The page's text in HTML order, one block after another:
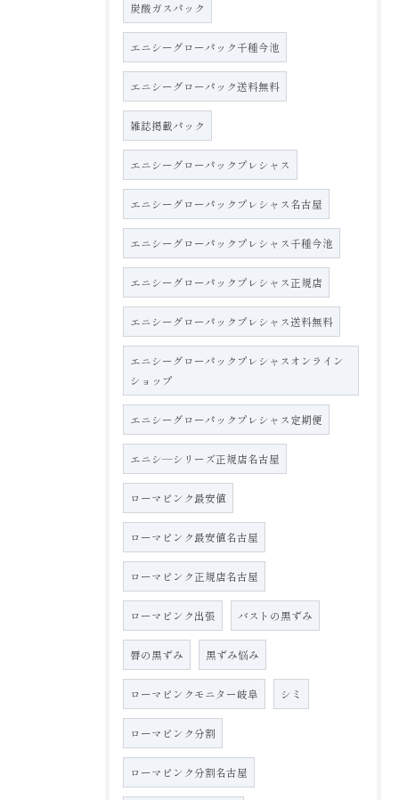
炭酸ガスパック
エニシーグローパック千種今池
エニシーグローパック送料無料
雑誌掲載パック
エニシーグローパックプレシャス
エニシーグローパックプレシャス名古屋
エニシーグローパックプレシャス千種今池
エニシーグローパックプレシャス正規店
エニシーグローパックプレシャス送料無料
エニシーグローパックプレシャスオンライン
ショップ
エニシーグローパックプレシャス定期便
エニシ―シリーズ正規店名古屋
ローマピンク最安値
ローマピンク最安値名古屋
ローマピンク正規店名古屋
ローマピンク出張 バストの黒ずみ
唇の黒ずみ 黒ずみ悩み
ローマピンクモニター岐阜 シミ
ローマピンク分割
ローマピンク分割名古屋